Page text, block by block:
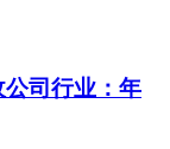
司行业：年